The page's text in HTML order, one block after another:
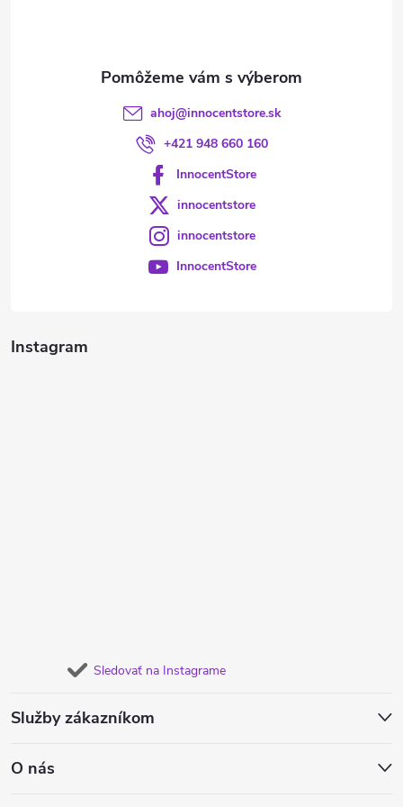
Instagram
Sledovať na Instagrame
Služby zákazníkom
O nás
ahoj@innocentstore.sk
+421 948 660 160
InnocentStore
innocentstore
innocentstore
InnocentStore